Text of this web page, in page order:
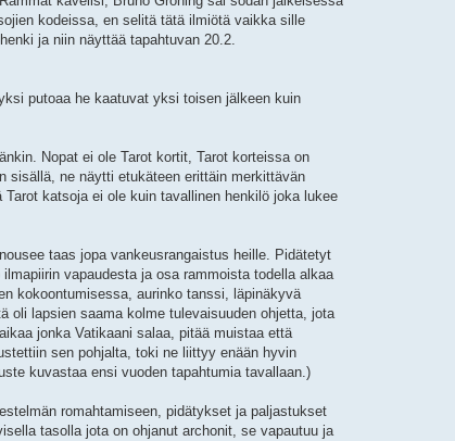
kodeissa, en selitä tätä ilmiötä vaikka sille
ja niin näyttää tapahtuvan 20.2.
putoaa he kaatuvat yksi toisen jälkeen kuin
Nopat ei ole Tarot kortit, Tarot korteissa on
sisällä, ne näytti etukäteen erittäin merkittävän
katsoja ei ole kuin tavallinen henkilö joka lukee
taas jopa vankeusrangaistus heille. Pidätetyt
vapaudesta ja osa rammoista todella alkaa
kokoontumisessa, aurinko tanssi, läpinäkyvä
oli lapsien saama kolme tulevaisuuden ohjetta, jota
jonka Vatikaani salaa, pitää muistaa että
sen pohjalta, toki ne liittyy enään hyvin
kuvastaa ensi vuoden tapahtumia tavallaan.)
romahtamiseen, pidätykset ja paljastukset
tasolla jota on ohjanut archonit, se vapautuu ja